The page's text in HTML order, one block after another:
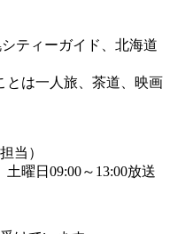
ティーガイド、北海道
とは一人旅、茶道、映画
当）
曜日09:00～13:00放送